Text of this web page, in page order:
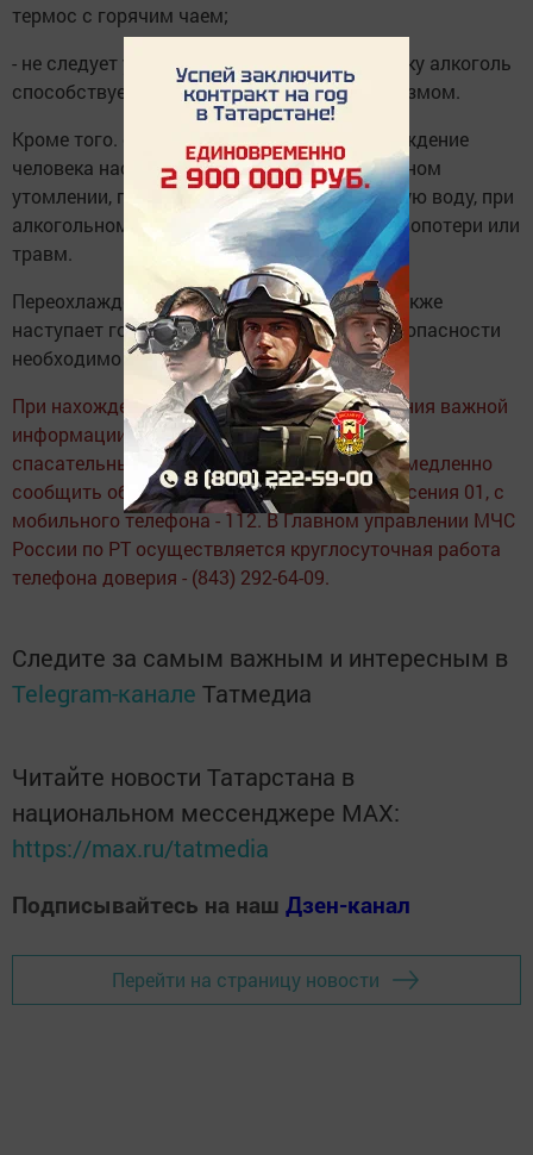
термос с горячим чаем;
- не следует употреблять спиртное, поскольку алкоголь
способствует быстрой потере тепла организмом.
Кроме того. следует помнить, что переохлаждение
человека наступает быстрее при значительном
утомлении, голодании, попадании в холодную воду, при
алкогольном опьянении, а также после кровопотери или
травм.
Переохлаждение детей и пожилых людей также
наступает гораздо быстрее, поэтому их безопасности
необходимо уделить особое внимание.
При нахождении в опасности и для сообщения важной
информации о необходимости проведения
спасательных мероприятий необходимо немедленно
сообщить об этом по телефону службы спасения 01, с
мобильного телефона - 112. В Главном управлении МЧС
России по РТ осуществляется круглосуточная работа
телефона доверия - (843) 292-64-09.
Следите за самым важным и интересным в
Telegram-канале Татмедиа
Читайте новости Татарстана в
национальном мессенджере MАХ:
https://max.ru/tatmedia
Подписывайтесь на наш Дзен-канал
Перейти на страницу новости